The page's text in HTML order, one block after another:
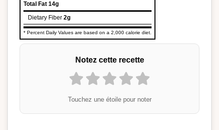
Total Fat 14g
Dietary Fiber 2g
* Percent Daily Values are based on a 2,000 calorie diet.
Notez cette recette
Touchez une étoile pour noter